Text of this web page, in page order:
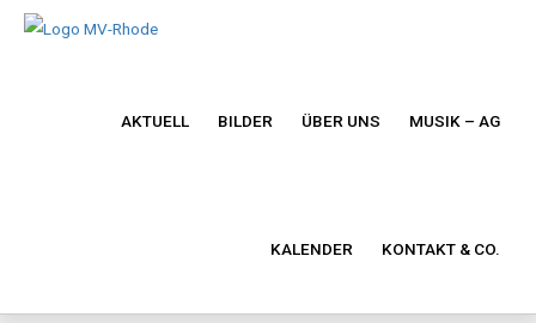
AKTUELL BILDER ÜBER UNS MUSIK – AG
KALENDER KONTAKT & CO.